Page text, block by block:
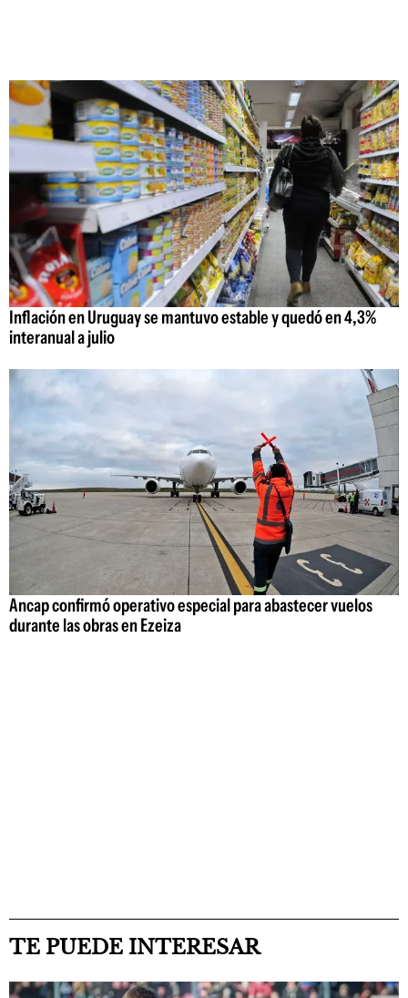
Inflación en Uruguay se mantuvo estable y quedó en 4,3%
interanual a julio
Ancap confirmó operativo especial para abastecer vuelos
durante las obras en Ezeiza
TE PUEDE INTERESAR